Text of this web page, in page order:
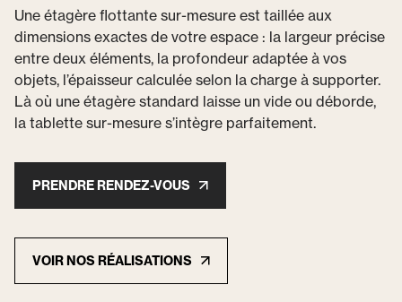
Une étagère flottante sur-mesure est taillée aux
dimensions exactes de votre espace : la largeur précise
entre deux éléments, la profondeur adaptée à vos
objets, l’épaisseur calculée selon la charge à supporter.
Là où une étagère standard laisse un vide ou déborde,
la tablette sur-mesure s’intègre parfaitement.
PRENDRE RENDEZ-VOUS
VOIR NOS RÉALISATIONS